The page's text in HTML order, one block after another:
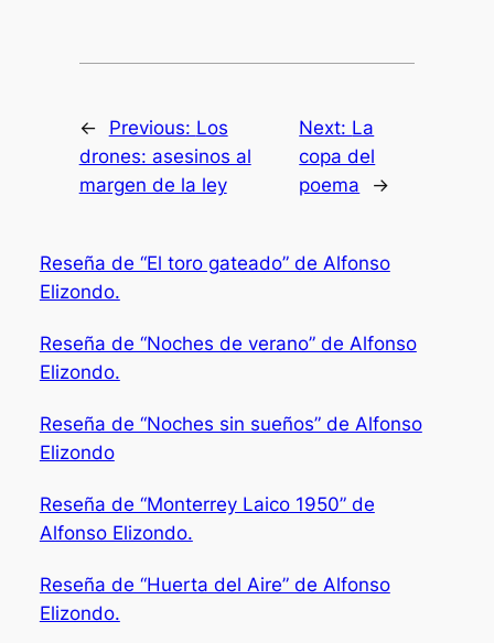
← Previous: Los
drones: asesinos al
margen de la ley
Next: La
copa del
poema
→
Reseña de “El toro gateado” de Alfonso
Elizondo.
Reseña de “Noches de verano” de Alfonso
Elizondo.
Reseña de “Noches sin sueños” de Alfonso
Elizondo
Reseña de “Monterrey Laico 1950” de
Alfonso Elizondo.
Reseña de “Huerta del Aire” de Alfonso
Elizondo.